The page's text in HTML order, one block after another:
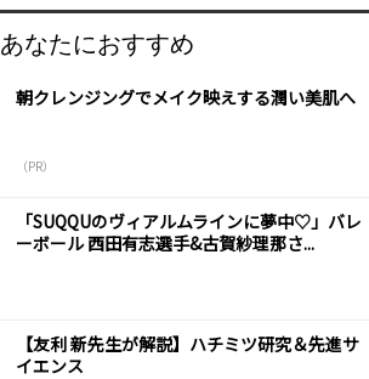
あなたにおすすめ
朝クレンジングでメイク映えする潤い美肌へ
（PR）
「SUQQUのヴィアルムラインに夢中♡」バレ
ーボール 西田有志選手&古賀紗理那さ...
【友利 新先生が解説】ハチミツ研究＆先進サ
イエンス